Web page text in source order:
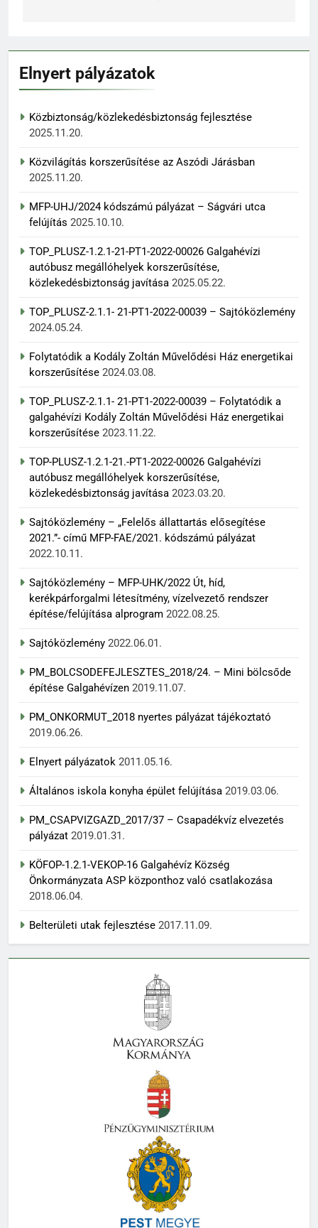
Elnyert pályázatok
Közbiztonság/közlekedésbiztonság fejlesztése
2025.11.20.
Közvilágítás korszerűsítése az Aszódi Járásban
2025.11.20.
MFP-UHJ/2024 kódszámú pályázat – Ságvári utca
felújítás 2025.10.10.
TOP_PLUSZ-1.2.1-21-PT1-2022-00026 Galgahévízi
autóbusz megállóhelyek korszerűsítése,
közlekedésbiztonság javítása 2025.05.22.
TOP_PLUSZ-2.1.1- 21-PT1-2022-00039 – Sajtóközlemény
2024.05.24.
Folytatódik a Kodály Zoltán Művelődési Ház energetikai
korszerűsítése 2024.03.08.
TOP_PLUSZ-2.1.1- 21-PT1-2022-00039 – Folytatódik a
galgahévízi Kodály Zoltán Művelődési Ház energetikai
korszerűsítése 2023.11.22.
TOP-PLUSZ-1.2.1-21.-PT1-2022-00026 Galgahévízi
autóbusz megállóhelyek korszerűsítése,
közlekedésbiztonság javítása 2023.03.20.
Sajtóközlemény – „Felelős állattartás elősegítése
2021.”- című MFP-FAE/2021. kódszámú pályázat
2022.10.11.
Sajtóközlemény – MFP-UHK/2022 Út, híd,
kerékpárforgalmi létesítmény, vízelvezető rendszer
építése/felújítása alprogram 2022.08.25.
Sajtóközlemény 2022.06.01.
PM_BOLCSODEFEJLESZTES_2018/24. – Mini bölcsőde
építése Galgahévízen 2019.11.07.
PM_ONKORMUT_2018 nyertes pályázat tájékoztató
2019.06.26.
Elnyert pályázatok 2011.05.16.
Általános iskola konyha épület felújítása 2019.03.06.
PM_CSAPVIZGAZD_2017/37 – Csapadékvíz elvezetés
pályázat 2019.01.31.
KÖFOP-1.2.1-VEKOP-16 Galgahévíz Község
Önkormányzata ASP központhoz való csatlakozása
2018.06.04.
Belterületi utak fejlesztése 2017.11.09.